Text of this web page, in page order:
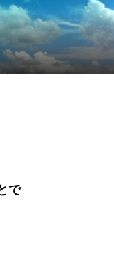
で